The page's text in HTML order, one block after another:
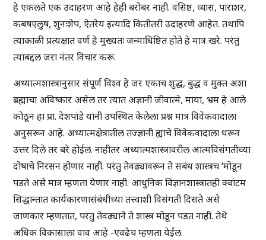
हे एकलते एक उदाहरण आहे हेही बरोबर नाही. वसिष्ठ, व्यास, पाराशर,
कबषएलुष, शुनःशेप, ऐतरेय इत्यादि कितीतरी उदाहरणे आहेत. तथापि
त्याकाळी प्रत्यक्षात वर्ण हे मुख्यतः जन्माधिष्ठित होते हे मात्र खरे. परंतु
त्याबद्दल जरा नंतर विचार करू.
अध्यात्मशास्त्रानुसार संपूर्ण विश्व हे जर एकाच शुद्ध, बुद्ध व मुक्त अशा
ब्रह्माचा अविष्कार असेल तर त्यात अज्ञानी जीवात्मे, माया, भ्रम हे आले
कोठून हा प्रा. देशपांडे यांनी उपस्थित केलेला प्रश्न मात्र विवेकवादाला
अनुसरून आहे. अध्यात्मक्षेत्रातील तज्ज्ञांनी ह्याचे विवेकवादाला धरून
उत्तर दिले तर बरे होईल. नाहीतर अध्यात्मशास्त्रावरील आत्मविसंगतीच्या
दोषाचे निरसन होणार नाही. परंतु तेवढ्यावरून ते सबंध शास्त्रच ‘मोडून
पडते असे मात्र म्हणता येणार नाही. आधुनिक विज्ञानशास्त्रातही क्वांटम
सिद्धान्तात कार्यकारणासंबंधीच्या तत्त्वाशी विसंगती दिसते असे
जाणकार म्हणतात, परंतु तेवढ्याने ते शास्त्र मोडून पडत नाही. तेथे
अधिक विकासाला वाव आहे -एवढेच म्हणता येईल.